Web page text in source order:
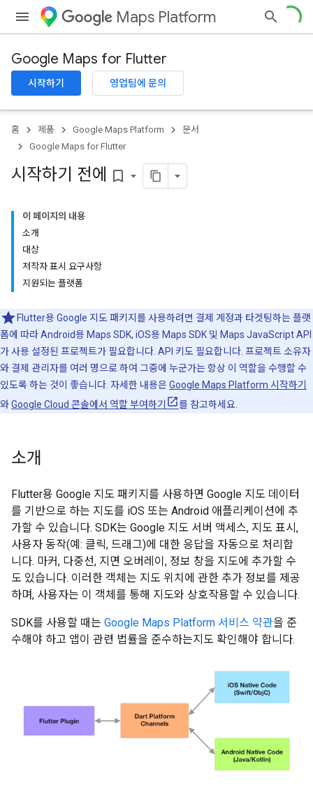
Maps Platform
Google Maps for Flutter
시작하기 영업팀에 문의
홈 제품 Google Maps Platform
문서
Google Maps for Flutter
시작하기 전에 bookmark_border
이 페이지의 내용
소개
대상
저작자 표시 요구사항
지원되는 플랫폼
Flutter용 Google 지도 패키지를 사용하려면 결제 계정과 타겟팅하는 플랫
폼에 따라 Android용 Maps SDK, iOS용 Maps SDK 및 Maps JavaScript API
가 사용 설정된 프로젝트가 필요합니다. API 키도 필요합니다. 프로젝트 소유자
와 결제 관리자를 여러 명으로 하여 그중에 누군가는 항상 이 역할을 수행할 수
있도록 하는 것이 좋습니다. 자세한 내용은Google Maps Platform 시작하기
와Google Cloud 콘솔에서 역할 부여하기 를 참고하세요.
소개
Flutter용 Google 지도 패키지를 사용하면 Google 지도 데이터
를 기반으로 하는 지도를 iOS 또는 Android 애플리케이션에 추
가할 수 있습니다. SDK는 Google 지도 서버 액세스, 지도 표시,
사용자 동작(예: 클릭, 드래그)에 대한 응답을 자동으로 처리합
니다. 마커, 다중선, 지면 오버레이, 정보 창을 지도에 추가할 수
도 있습니다. 이러한 객체는 지도 위치에 관한 추가 정보를 제공
하며, 사용자는 이 객체를 통해 지도와 상호작용할 수 있습니다.
SDK를 사용할 때는 Google Maps Platform 서비스 약관을 준
수해야 하고 앱이 관련 법률을 준수하는지도 확인해야 합니다.